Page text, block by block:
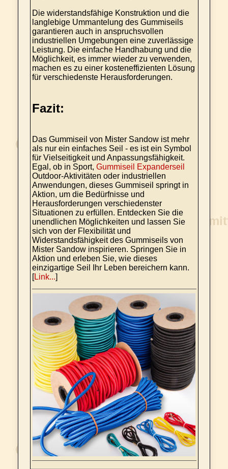
Die widerstandsfähige Konstruktion und die
langlebige Ummantelung des Gummiseils
garantieren auch in anspruchsvollen
industriellen Umgebungen eine zuverlässige
Leistung. Die einfache Handhabung und die
Möglichkeit, es immer wieder zu verwenden,
machen es zu einer kosteneffizienten Lösung
für verschiedenste Herausforderungen.
Fazit:
Das Gummiseil von Mister Sandow ist mehr
als nur ein einfaches Seil - es ist ein Symbol
für Vielseitigkeit und Anpassungsfähigkeit.
Egal, ob in Sport, Gummiseil Expanderseil
Outdoor-Aktivitäten oder industriellen
Anwendungen, dieses Gummiseil springt in
Aktion, um die Bedürfnisse und
Herausforderungen verschiedenster
Situationen zu erfüllen. Entdecken Sie die
unendlichen Möglichkeiten und lassen Sie
sich von der Flexibilität und
Widerstandsfähigkeit des Gummiseils von
Mister Sandow inspirieren. Springen Sie in
Aktion und erleben Sie, wie dieses
einzigartige Seil Ihr Leben bereichern kann.
[Link...]